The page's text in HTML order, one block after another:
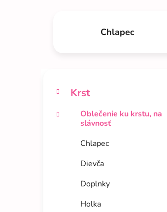
Chlapec
kategórieKrst
Oblečenie ku krstu, na
slávnosť
Chlapec
Dievča
Doplnky
Holka